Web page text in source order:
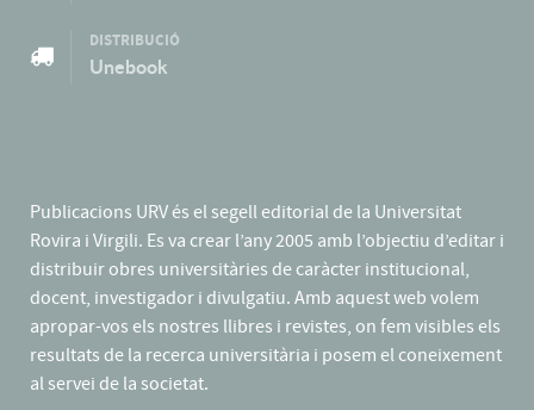
DISTRIBUCIÓ
Unebook
Publicacions URV és el segell editorial de la Universitat
Rovira i Virgili. Es va crear l’any 2005 amb l’objectiu d’editar i
distribuir obres universitàries de caràcter institucional,
docent, investigador i divulgatiu. Amb aquest web volem
apropar-vos els nostres llibres i revistes, on fem visibles els
resultats de la recerca universitària i posem el coneixement
al servei de la societat.